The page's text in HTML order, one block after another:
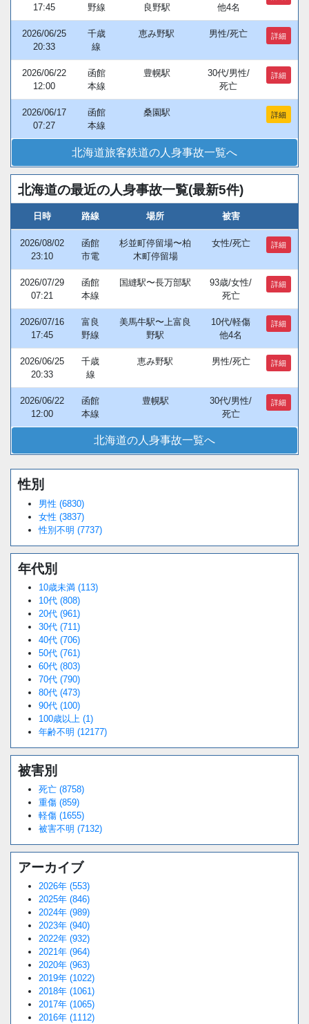
17:45 野線 良野駅 他4名
2026/06/25
20:33
千歳
線
恵み野駅 男性/死亡 詳細
2026/06/22
12:00
函館
本線
豊幌駅
30代/男性/
死亡
詳細
2026/06/17
07:27
函館
本線
桑園駅 詳細
北海道旅客鉄道の人身事故一覧へ
北海道の最近の人身事故一覧(最新5件)
日時 路線 場所 被害
2026/08/02
23:10
函館
市電
杉並町停留場〜柏
木町停留場
女性/死亡 詳細
2026/07/29
07:21
函館
本線
国縫駅〜長万部駅
93歳/女性/
死亡
詳細
2026/07/16
17:45
富良
野線
美馬牛駅〜上富良
野駅
10代/軽傷
他4名
詳細
2026/06/25
20:33
千歳
線
恵み野駅 男性/死亡 詳細
2026/06/22
12:00
函館
本線
豊幌駅
30代/男性/
死亡
詳細
北海道の人身事故一覧へ
性別
男性 (6830)
女性 (3837)
性別不明 (7737)
年代別
10歳未満 (113)
10代 (808)
20代 (961)
30代 (711)
40代 (706)
50代 (761)
60代 (803)
70代 (790)
80代 (473)
90代 (100)
100歳以上 (1)
年齢不明 (12177)
被害別
死亡 (8758)
重傷 (859)
軽傷 (1655)
被害不明 (7132)
アーカイブ
2026年 (553)
2025年 (846)
2024年 (989)
2023年 (940)
2022年 (932)
2021年 (964)
2020年 (963)
2019年 (1022)
2018年 (1061)
2017年 (1065)
2016年 (1112)